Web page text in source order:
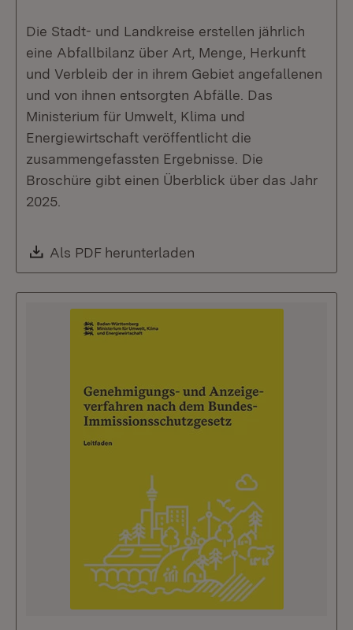
Die Stadt- und Landkreise erstellen jährlich
eine Abfallbilanz über Art, Menge, Herkunft
und Verbleib der in ihrem Gebiet angefallenen
und von ihnen entsorgten Abfälle. Das
Ministerium für Umwelt, Klima und
Energiewirtschaft veröffentlicht die
zusammengefassten Ergebnisse. Die
Broschüre gibt einen Überblick über das Jahr
2025.
Download:
Als PDF herunterladen